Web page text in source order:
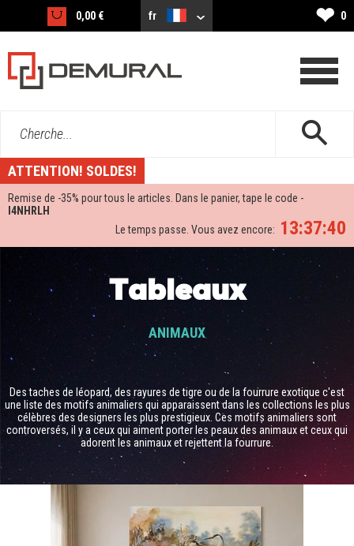
0,00 € fr ❤ 0
Cherche...
ATTENTION! SOLDES!
Remise de -35% pour tous le articles. Dans le panier, tape le code -
I4NHRLH
13:37:39
Le temps passe. Vous avez encore:
Tableaux
ANIMAUX
Des taches de léopard, des rayures de tigre ou de la fourrure exotique c'est
une liste des motifs animaliers qui apparaissent dans les collections les plus
célèbres des designers les plus prestigieux. Ces motifs animaliers sont
controversés, il y a ceux qui aiment porter les peaux des animaux et ceux qui
adorent les animaux et rejettent la fourrure.